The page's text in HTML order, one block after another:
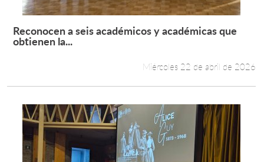
Leer más +
Reconocen a seis académicos y académicas que
obtienen la...
Miércoles 22 de abril de 2026